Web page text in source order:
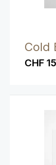
Cold
CHF